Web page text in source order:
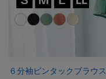
６分袖ピンタックブラウス